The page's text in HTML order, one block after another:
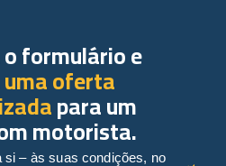
formulário e
oferta
para um
motorista.
si – às suas condições, no